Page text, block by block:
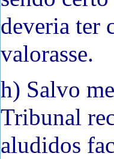
deveria ter
valorasse.
h) Salvo
Tribunal
aludidos